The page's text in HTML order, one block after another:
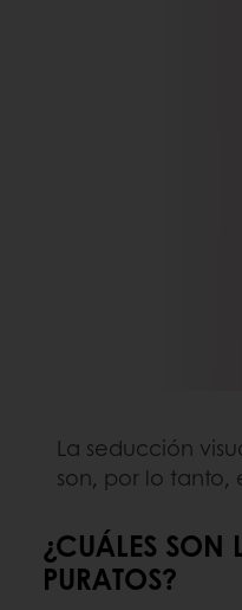
La seducción
son, por lo tanto,
¿CUÁLES SON
PURATOS?